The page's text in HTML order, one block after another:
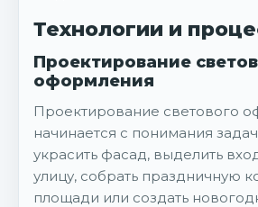
Технологии и
Проектирование
оформления
Проектирование светового
начинается с понимания
украсить фасад, выделить
улицу, собрать праздничную
площади или создать